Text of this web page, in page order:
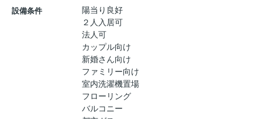
設備条件
陽当り良好
２人入居可
法人可
カップル向け
新婚さん向け
ファミリー向け
室内洗濯機置場
フローリング
バルコニー